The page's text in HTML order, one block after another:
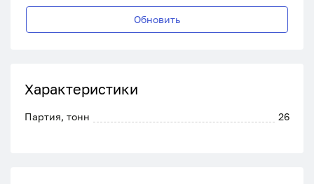
Обновить
Характеристики
Партия, тонн 26